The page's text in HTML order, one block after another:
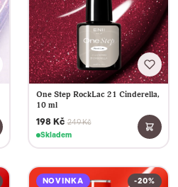
One Step RockLac 21 Cinderella,
10 ml
198 Kč 249 Kč
Skladem
-20%
NOVINKA